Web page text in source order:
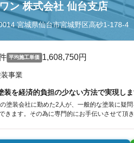
ン 株式会社 仙台支店
宮城県仙台市宮城野区高砂1-178-4
平均施工単価 1,608,750円
事業
装を経済的負担の少ない方法で実現しま
塗装会社に勤めた2人が、一般的な塗装に疑
きます。その為に専門的にお手伝いさせて頂き